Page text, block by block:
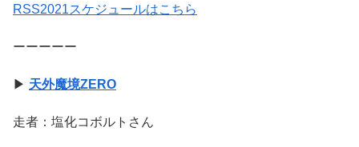
RSS2021スケジュールはこちら
ーーーーー
▶ 天外魔境ZERO
走者：塩化コボルトさん